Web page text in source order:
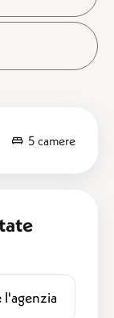
5 camere
l'agenzia